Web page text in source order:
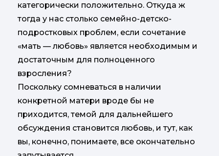
категорически положительно. Откуда ж
тогда у нас столько семейно-детско-
подростковых проблем, если сочетание
«мать — любовь» является необходимым и
достаточным для полноценного
взросления?
Поскольку сомневаться в наличии
конкретной матери вроде бы не
приходится, темой для дальнейшего
обсуждения становится любовь, и тут, как
вы, конечно, понимаете, все окончательно